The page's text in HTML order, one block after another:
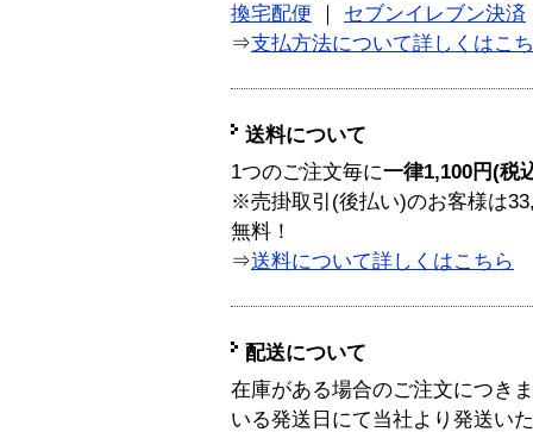
換宅配便 ｜ セブンイレブン決済
⇒支払方法について詳しくはこ
送料について
1つのご注文毎に一律1,100円(税
※売掛取引(後払い)のお客様は
無料！
⇒送料について詳しくはこちら
配送について
在庫がある場合のご注文につき
いる発送日にて当社より発送い